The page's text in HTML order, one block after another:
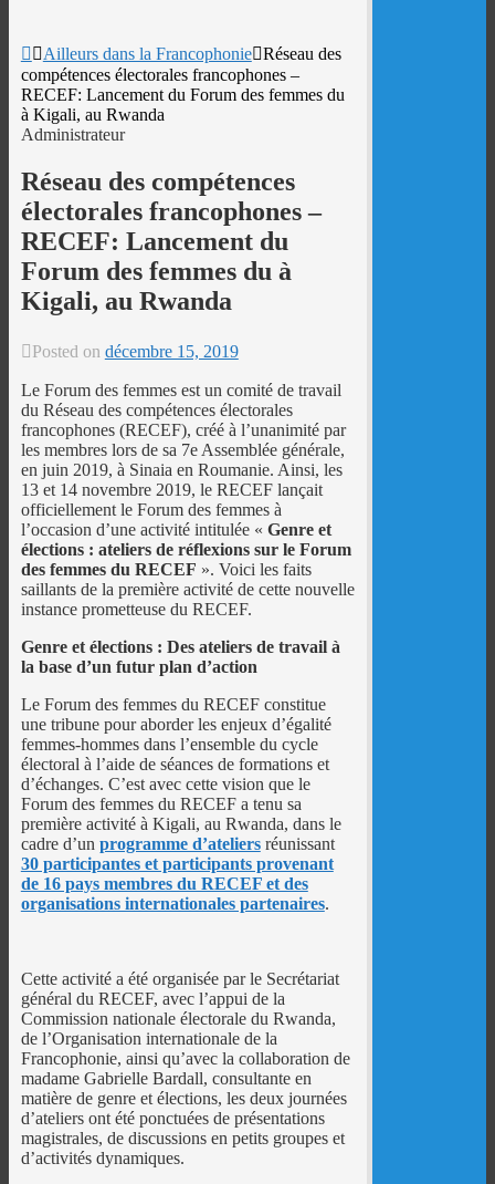
Ailleurs dans la Francophonie
Réseau des
compétences électorales francophones –
RECEF: Lancement du Forum des femmes du
à Kigali, au Rwanda
Administrateur
Réseau des compétences
électorales francophones –
RECEF: Lancement du
Forum des femmes du à
Kigali, au Rwanda
Posted on décembre 15, 2019
Le Forum des femmes est un comité de travail
du Réseau des compétences électorales
francophones (RECEF), créé à l’unanimité par
les membres lors de sa 7e Assemblée générale,
en juin 2019, à Sinaia en Roumanie. Ainsi, les
13 et 14 novembre 2019, le RECEF lançait
officiellement le Forum des femmes à
l’occasion d’une activité intitulée « Genre et
élections : ateliers de réflexions sur le Forum
des femmes du RECEF ». Voici les faits
saillants de la première activité de cette nouvelle
instance prometteuse du RECEF.
Genre et élections : Des ateliers de travail à
la base d’un futur plan d’action
Le Forum des femmes du RECEF constitue
une tribune pour aborder les enjeux d’égalité
femmes-hommes dans l’ensemble du cycle
électoral à l’aide de séances de formations et
d’échanges. C’est avec cette vision que le
Forum des femmes du RECEF a tenu sa
première activité à Kigali, au Rwanda, dans le
cadre d’un programme d’ateliersréunissant
30 participantes et participants provenant
de 16 pays membres du RECEF et des
organisations internationales partenaires.
Cette activité a été organisée par le Secrétariat
général du RECEF, avec l’appui de la
Commission nationale électorale du Rwanda,
de l’Organisation internationale de la
Francophonie, ainsi qu’avec la collaboration de
madame Gabrielle Bardall, consultante en
matière de genre et élections, les deux journées
d’ateliers ont été ponctuées de présentations
magistrales, de discussions en petits groupes et
d’activités dynamiques.